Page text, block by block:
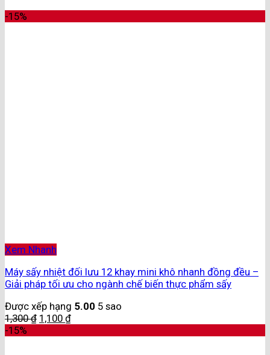
-15%
Xem Nhanh
Máy sấy nhiệt đối lưu 12 khay mini khô nhanh đồng đều –
Giải pháp tối ưu cho ngành chế biến thực phẩm sấy
Được xếp hạng 5.00 5 sao
1,300₫ 1,100 ₫
-15%